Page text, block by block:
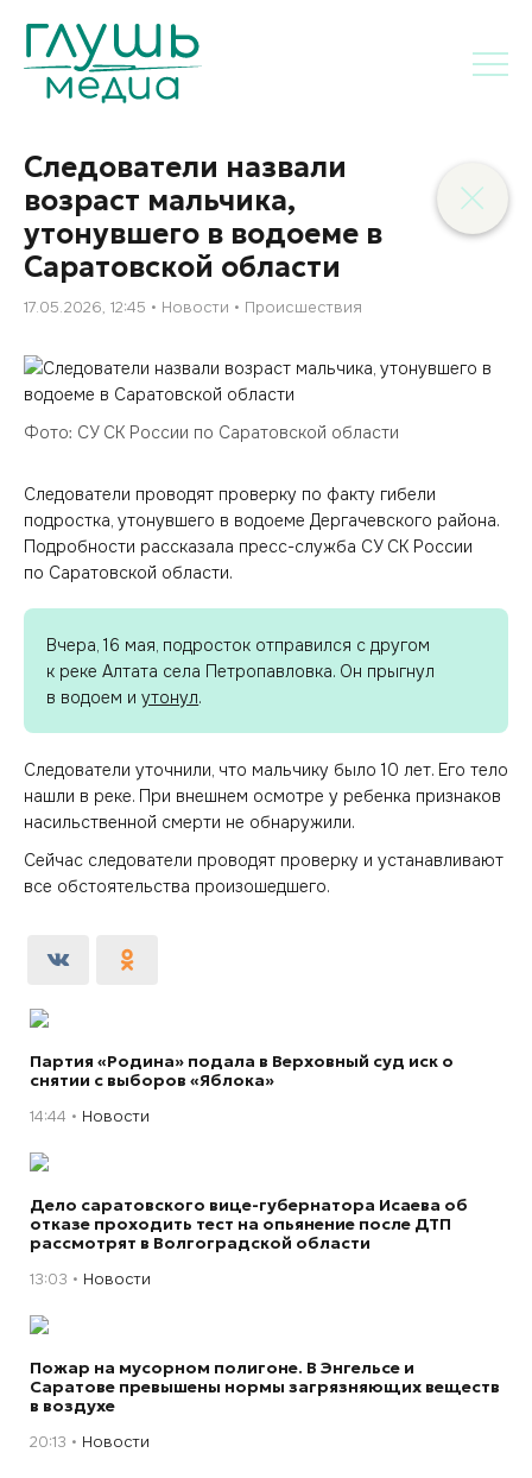
Следователи назвали
возраст мальчика,
утонувшего в водоеме в
Саратовской области
17.05.2026, 12:45 Новости Происшествия
Фото: СУ СК России по Саратовской области
Следователи проводят проверку по факту гибели
подростка, утонувшего в водоеме Дергачевского района.
Подробности рассказала пресс-служба СУ СК России
по Саратовской области.
Вчера, 16 мая, подросток отправился с другом
к реке Алтата села Петропавловка. Он прыгнул
в водоем иутонул.
Следователи уточнили, что мальчику было 10 лет. Его тело
нашли в реке. При внешнем осмотре у ребенка признаков
насильственной смерти не обнаружили.
Сейчас следователи проводят проверку и устанавливают
все обстоятельства произошедшего.
Партия «Родина» подала в Верховный суд иск о
снятии с выборов «Яблока»
14:44 Новости
Дело саратовского вице-губернатора Исаева об
отказе проходить тест на опьянение после ДТП
рассмотрят в Волгоградской области
13:03 Новости
Пожар на мусорном полигоне. В Энгельсе и
Саратове превышены нормы загрязняющих веществ
в воздухе
20:13 Новости